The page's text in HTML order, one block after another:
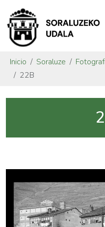
Inicio Soraluze
22B